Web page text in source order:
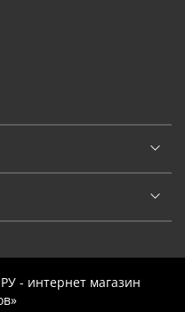
- интернет магазин